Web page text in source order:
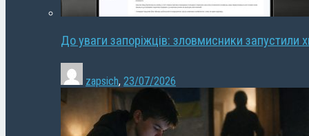
До уваги запоріжців: зловмисники запустили
zapsich, 23/07/2026